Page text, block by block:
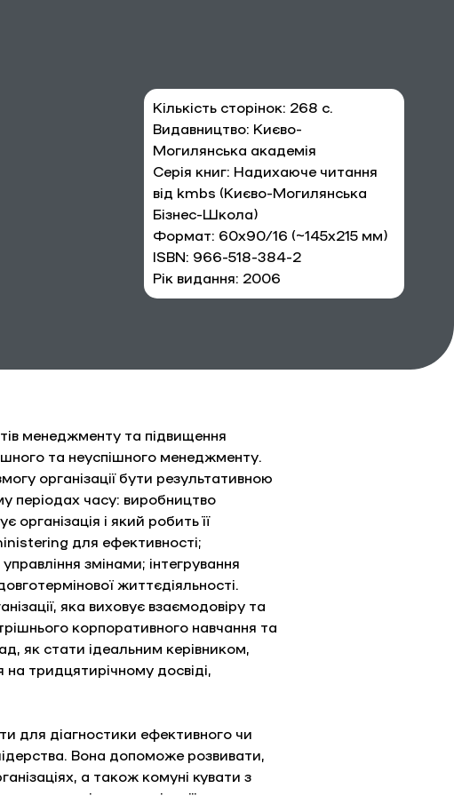
Кількість сторінок: 268 с.
Видавництво: Києво-
Могилянська академія
Серія книг: Надихаюче читання
від kmbs (Києво-Могилянська
Бізнес-Школа)
Формат: 60х90/16 (~145х215 мм)
ISBN: 966-518-384-2
Рік видання: 2006
менеджменту та підвищення
та неуспішного менеджменту.
організації бути результативною
періодах часу: виробництво
організація і який робить її
для ефективності;
змінами; інтегрування
життєдіяльності.
яка виховує взаємодовіру та
корпоративного навчання та
як стати ідеальним керівником,
тридцятирічному досвіді,
для діагностики ефективного чи
Вона допоможе розвивати,
а також комуні кувати з